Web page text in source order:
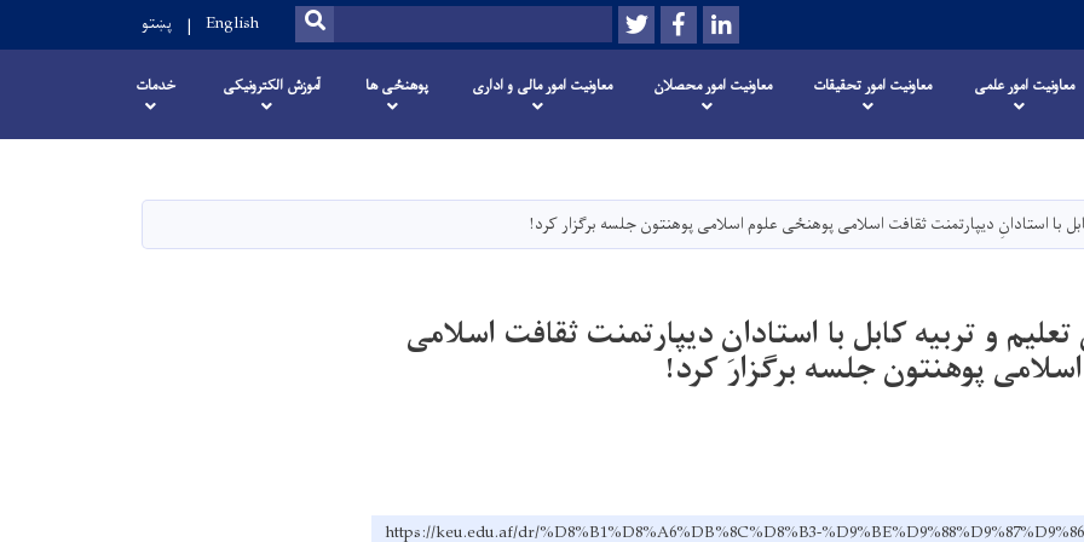
main
content
LinkedIn
Facebook
Twitter
Search
SEARCH
English پښتو
معاونیت امور علمی معاونیت امور تحقیقات معاونیت امور محصلان معاونیت امور مالی و اداری پوهنځی ها آموزش الکترونیکی خدمات
با استادانِ دیپارتمنت ثقافت اسلامی پوهنځی علوم اسلامی پوهنتون جلسه برگزار کرد!
و تربیه کابل با استادانِ دیپارتمنت ثقافت اسلامی
پوهنتون جلسه برگزار کرد!
https://keu.edu.af/dr/%D8%B1%D8%A6%DB%8C%D8%B3-